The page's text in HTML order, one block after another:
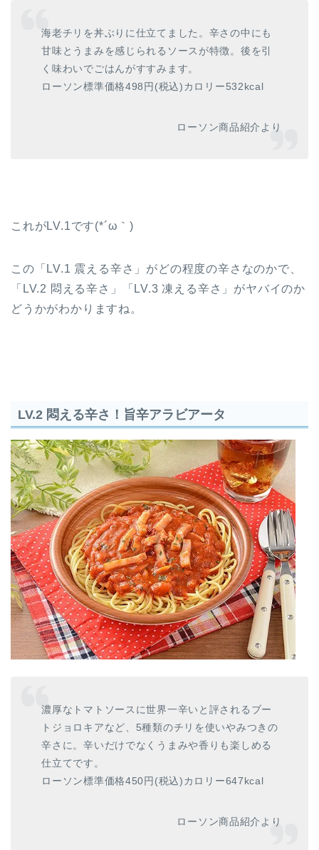
海老チリを丼ぶりに仕立てました。辛さの中にも
甘味とうまみを感じられるソースが特徴。後を引
く味わいでごはんがすすみます。
ローソン標準価格498円(税込)カロリー532kcal
ローソン商品紹介より
これがLV.1です(*´ω｀)
この「LV.1 震える辛さ」がどの程度の辛さなのかで、
「LV.2 悶える辛さ」「LV.3 凍える辛さ」がヤバイのか
どうかがわかりますね。
LV.2 悶える辛さ！旨辛アラビアータ
濃厚なトマトソースに世界一辛いと評されるブー
トジョロキアなど、5種類のチリを使いやみつきの
辛さに。辛いだけでなくうまみや香りも楽しめる
仕立てです。
ローソン標準価格450円(税込)カロリー647kcal
ローソン商品紹介より